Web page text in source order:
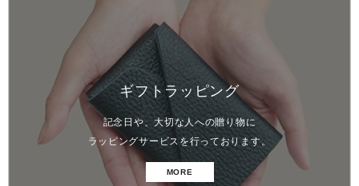
ギフトラッピング
記念日や、大切な人への贈り物に
ラッピングサービスを行っております。
MORE